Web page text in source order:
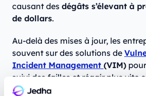
causant des dégâts s’élevant à
de dollars.
Au-delà des mises à jour, les
souvent sur des solutions de
Incident Management (VIM)
suivi des failles et réagir plus vite
d’exploitation par un ransomware.